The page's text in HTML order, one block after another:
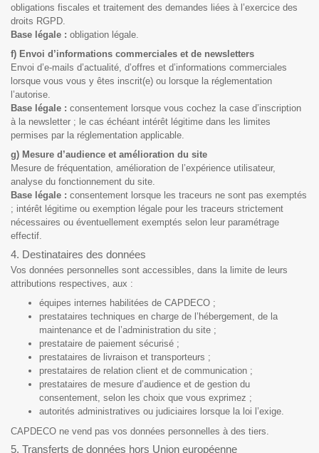
obligations fiscales et traitement des demandes liées à l’exercice des
droits RGPD.
Base légale : obligation légale.
f) Envoi d’informations commerciales et de newsletters
Envoi d’e-mails d’actualité, d’offres et d’informations commerciales
lorsque vous vous y êtes inscrit(e) ou lorsque la réglementation
l’autorise.
Base légale : consentement lorsque vous cochez la case d’inscription
à la newsletter ; le cas échéant intérêt légitime dans les limites
permises par la réglementation applicable.
g) Mesure d’audience et amélioration du site
Mesure de fréquentation, amélioration de l’expérience utilisateur,
analyse du fonctionnement du site.
Base légale : consentement lorsque les traceurs ne sont pas exemptés
; intérêt légitime ou exemption légale pour les traceurs strictement
nécessaires ou éventuellement exemptés selon leur paramétrage
effectif.
4. Destinataires des données
Vos données personnelles sont accessibles, dans la limite de leurs
attributions respectives, aux :
équipes internes habilitées de CAPDECO ;
prestataires techniques en charge de l’hébergement, de la
maintenance et de l’administration du site ;
prestataire de paiement sécurisé ;
prestataires de livraison et transporteurs ;
prestataires de relation client et de communication ;
prestataires de mesure d’audience et de gestion du
consentement, selon les choix que vous exprimez ;
autorités administratives ou judiciaires lorsque la loi l’exige.
CAPDECO ne vend pas vos données personnelles à des tiers.
5. Transferts de données hors Union européenne